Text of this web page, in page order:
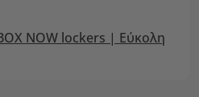
NOW lockers | Εύκολη